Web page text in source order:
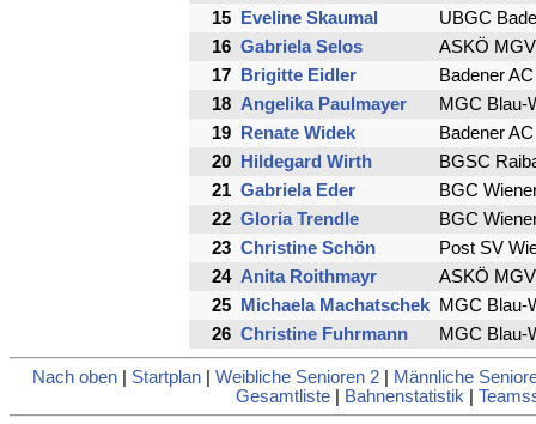
15 Eveline Skaumal
UBGC
16 Gabriela Selos
ASKÖ
17 Brigitte Eidler
Badener
18 Angelika Paulmayer
MGC Blau-
19 Renate Widek
Badener
20 Hildegard Wirth
BGSC
21 Gabriela Eder
BGC
22 Gloria Trendle
BGC
23 Christine Schön
Post SV
24 Anita Roithmayr
ASKÖ
25 Michaela Machatschek MGC Blau-
26 Christine Fuhrmann MGC Blau-
Nach oben Startplan Weibliche Senioren 2
Männliche
Gesamtliste| Bahnenstatistik